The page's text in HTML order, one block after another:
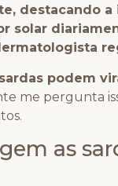
destacando a
solar
sardas podem
me pergunta
as